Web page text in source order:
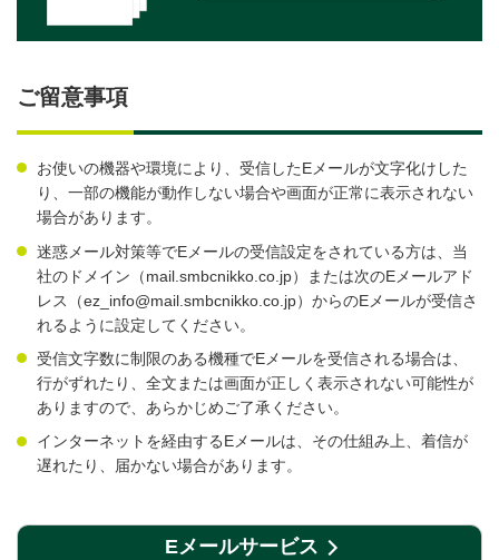
ご留意事項
お使いの機器や環境により、受信したEメールが文字化けした
り、一部の機能が動作しない場合や画面が正常に表示されない
場合があります。
迷惑メール対策等でEメールの受信設定をされている方は、当
社のドメイン（mail.smbcnikko.co.jp）または次のEメールアド
レス（ez_info@mail.smbcnikko.co.jp）からのEメールが受信さ
れるように設定してください。
受信文字数に制限のある機種でEメールを受信される場合は、
行がずれたり、全文または画面が正しく表示されない可能性が
ありますので、あらかじめご了承ください。
インターネットを経由するEメールは、その仕組み上、着信が
遅れたり、届かない場合があります。
Eメールサービス